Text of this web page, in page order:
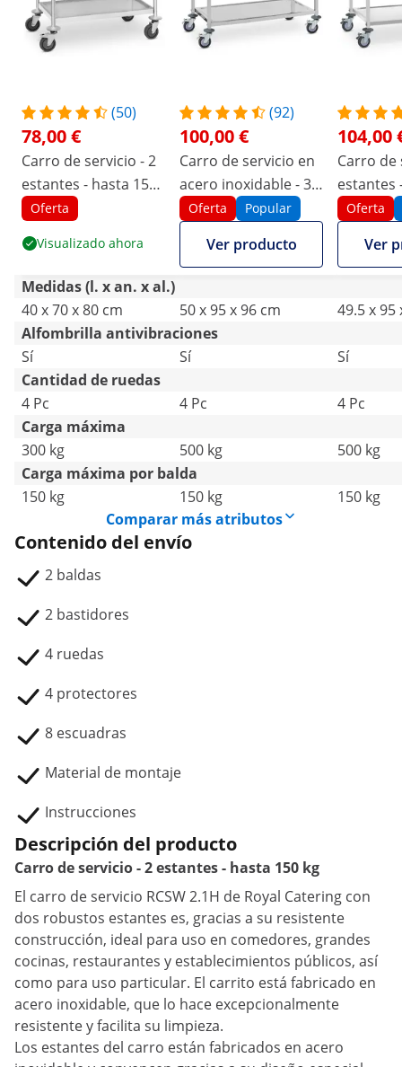
(50)
78,00 €
Carro de servicio - 2
estantes - hasta 150
kg
Oferta
Visualizado ahora
(92)
100,00 €
Carro de servicio en
acero inoxidable - 3
estantes - hasta 150
kg
Oferta Popular
Ver producto
104,00
Carro de
estantes
kg - 2
Oferta
Ver
Medidas (l. x an. x al.)
40 x 70 x 80 cm
50 x 95 x 96 cm
49.5 x 95
Alfombrilla antivibraciones
Sí
Sí
Sí
Cantidad de ruedas
4 Pc
4 Pc
4 Pc
Carga máxima
300 kg
500 kg
500 kg
Carga máxima por balda
150 kg
150 kg
150 kg
Comparar más atributos
Contenido del envío
2 baldas
2 bastidores
4 ruedas
4 protectores
8 escuadras
Material de montaje
Instrucciones
Descripción del producto
Carro de servicio - 2 estantes - hasta 150 kg
El carro de servicio RCSW 2.1H de Royal Catering con
dos robustos estantes es, gracias a su resistente
construcción, ideal para uso en comedores, grandes
cocinas, restaurantes y establecimientos públicos, así
como para uso particular. El carrito está fabricado en
acero inoxidable, que lo hace excepcionalmente
resistente y facilita su limpieza.
Los estantes del carro están fabricados en acero